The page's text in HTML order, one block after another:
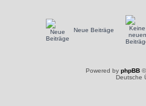
Neue Beiträge
Powered by phpBB
Deutsche